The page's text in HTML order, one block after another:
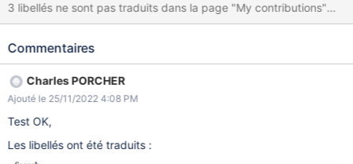
3 libellés ne sont pas traduits dans la page "My contributions"
(alors qu'ils le sont dans la pop-in qui permet de les sélectionner :
Institution Groupe au lieu de Group
Commentaires
Charles PORCHER
Ajouté le 25/11/2022 4:08 PM
Test OK,
Les libellés ont été traduits :